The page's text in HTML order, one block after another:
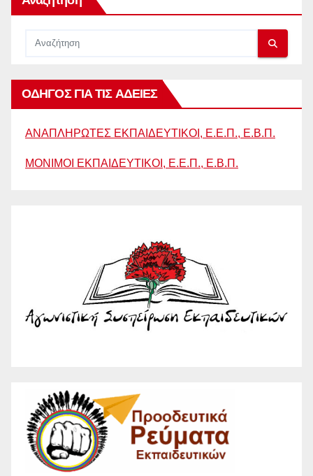
ΟΔΗΓΟΣ ΓΙΑ ΤΙΣ ΑΔΕΙΕΣ
ΑΝΑΠΛΗΡΩΤΕΣ ΕΚΠΑΙΔΕΥΤΙΚΟΙ, Ε.Ε.Π., Ε.Β.Π.
ΜΟΝΙΜΟΙ ΕΚΠΑΙΔΕΥΤΙΚΟΙ, Ε.Ε.Π., Ε.Β.Π.